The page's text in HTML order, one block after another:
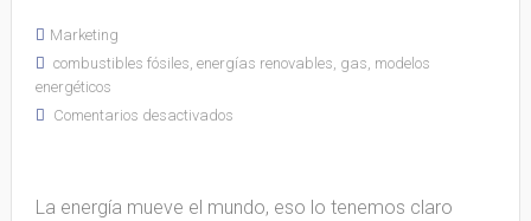
Marketing
combustibles fósiles, energías renovables, gas, modelos
energéticos
Comentarios desactivados
La energía mueve el mundo, eso lo tenemos claro